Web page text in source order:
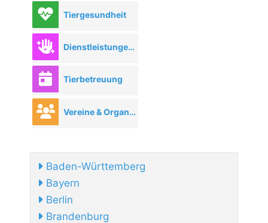
Tiergesundheit
Dienstleistungen rund ums Tier
Tierbetreuung
Vereine & Organisationen
Baden-Württemberg
Bayern
Berlin
Brandenburg